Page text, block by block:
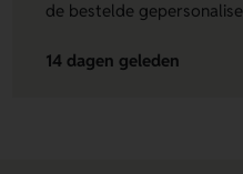
de bestelde
14 dagen geleden